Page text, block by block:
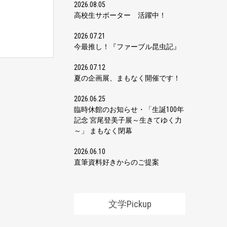
2026.08.05
高校生サポーター 活躍中！
2026.07.21
今最推し！『ファーブル昆虫記』
2026.07.12
夏の企画展、まもなく開催です！
2026.06.25
臨時休館のお知らせ・「生誕100年
記念 宮尾登美子展～生きてゆく力
～」 まもなく閉幕
2026.06.10
直筆資料好きからのご提案
文学Pickup